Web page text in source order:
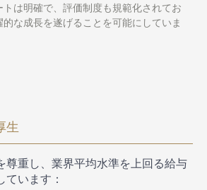
は明確で、評価制度も規範化されてお
的な成長を遂げることを可能にしていま
生
尊重し、業界平均水準を上回る給与
ています：